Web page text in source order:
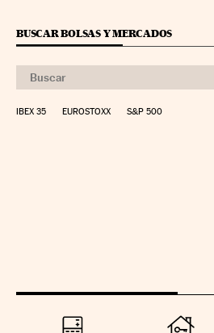
BUSCAR BOLSAS Y MERCADOS
IBEX 35 EUROSTOXX S&P 500